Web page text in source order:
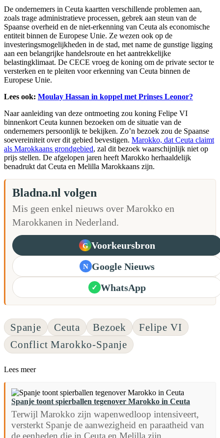
De ondernemers in Ceuta kaartten verschillende problemen aan,
zoals trage administratieve processen, gebrek aan steun van de
Spaanse overheid en de niet-erkenning van Ceuta als economische
entiteit binnen de Europese Unie. Ze wezen ook op de
investeringsmogelijkheden in de stad, met name de gunstige ligging
aan een belangrijke handelsroute en het aantrekkelijke
belastingklimaat. De CECE vroeg de koning om de private sector te
versterken en te pleiten voor erkenning van Ceuta binnen de
Europese Unie.
Lees ook: Moulay Hassan in koppel met Prinses Leonor?
Naar aanleiding van deze ontmoeting zou koning Felipe VI
binnenkort Ceuta kunnen bezoeken om de situatie van de
ondernemers persoonlijk te bekijken. Zo’n bezoek zou de Spaanse
soevereiniteit over dit gebied bevestigen. Marokko, dat Ceuta claimt
als Marokkaans grondgebied, zal dit bezoek waarschijnlijk niet op
prijs stellen. De afgelopen jaren heeft Marokko herhaaldelijk
benadrukt dat Ceuta en Melilla Marokkaans zijn.
Bladna.nl volgen
Mis geen enkel nieuws over Marokko en
Marokkanen in Nederland.
G Voorkeursbron
N Google Nieuws
✓ WhatsApp
Spanje Ceuta Bezoek
Felipe VI
Conflict Marokko-Spanje
Lees meer
Spanje toont spierballen tegenover Marokko in Ceuta
Terwijl Marokko zijn wapenwedloop intensiveert,
versterkt Spanje de aanwezigheid en paraatheid van